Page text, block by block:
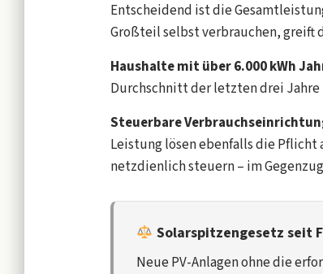
Entscheidend ist die
Großteil selbst verbrauchen, greift
Haushalte mit über 6.000 kWh
Durchschnitt der letzten drei Jahre
Steuerbare
Leistung lösen ebenfalls die Pflicht
netzdienlich steuern – im
Solarspitzengesetz seit
Neue PV-Anlagen ohne die